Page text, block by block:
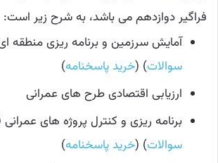
فراگیر دوازدهم می باشد، به شرح زیر است:
آمایش سرزمین و برنامه ریزی منطقه
سوالات) (خرید پاسخنامه)
ارزیابی اقتصادی طرح های عمرانی
برنامه ریزی و کنترل پروژه های عمرانی
سوالات) (خرید پاسخنامه)